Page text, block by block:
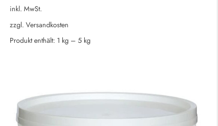
inkl. MwSt.
zzgl. Versandkosten
Produkt enthält: 1 kg – 5 kg